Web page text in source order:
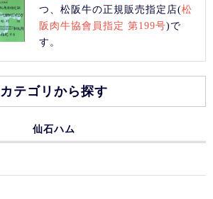
つ、松阪牛の正規販売指定店(松
阪肉牛協會員指定 第199号)で
す。
カテゴリから探す
仙石ハム